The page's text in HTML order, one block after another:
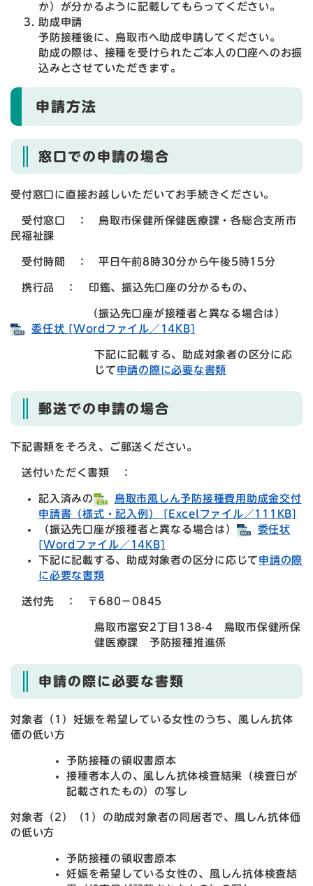
か）が分かるように記載してもらってください。
助成申請
予防接種後に、鳥取市へ助成申請してください。
助成の際は、接種を受けられたご本人の口座へのお振
込みとさせていただきます。
申請方法
窓口での申請の場合
受付窓口に直接お越しいただいてお手続きください。
受付窓口 ： 鳥取市保健所保健医療課・各総合支所市
民福祉課
受付時間 ： 平日午前8時30分から午後5時15分
携行品 ： 印鑑、振込先口座の分かるもの、
（振込先口座が接種者と異なる場合は）
委任状 [Wordファイル／14KB]
下記に記載する、助成対象者の区分に応
じて 申請の際に必要な書類
郵送での申請の場合
下記書類をそろえ、ご郵送ください。
送付いただく書類 ：
記入済みの
鳥取市風しん予防接種費用助成金交付
申請書（様式・記入例） [Excelファイル／111KB]
（振込先口座が接種者と異なる場合は）
委任状
[Wordファイル／14KB]
下記に記載する、助成対象者の区分に応じて 申請の際
に必要な書類
送付先 ： 〒680－0845
鳥取市富安2丁目138-4 鳥取市保健所保
健医療課 予防接種推進係
申請の際に必要な書類
対象者（1）妊娠を希望している女性のうち、風しん抗体
価の低い方
予防接種の領収書原本
接種者本人の、風しん抗体検査結果（検査日が
記載されたもの）の写し
対象者（2）（1）の助成対象者の同居者で、風しん抗体価
の低い方
予防接種の領収書原本
妊娠を希望している女性の、風しん抗体検査結